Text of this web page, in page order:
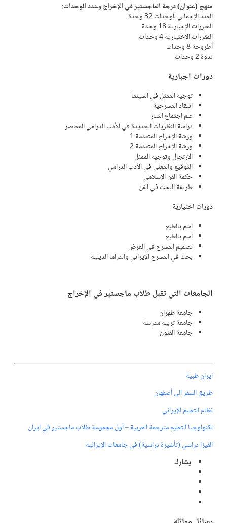
منهج (عنوان) درجة الماجستير في الإخراج وعدد الوحدات:
العدد الإجمالي للوحدات 32 وحدة
المقررات الإجبارية 18 وحدة
المقررات الاختيارية 4 وحدات
أطروحة 8 وحدات
ندوة 2 وحدات
دورات اجبارية
توجيه الممثل في السينما
انتقاد المسرحية
علم اجتماع التتار
دراسة النظريات الجديدة في الأدب الدرامي المعاصر
ورشة الإخراج المتقدمة 1
ورشة الإخراج المتقدمة 2
الارتجال وتوجيه الممثل
التوقيع والمعنى في الأدب الدرامي
حكمة الفن الإسلامي
طريقة البحث في الفن
دورات اختيارية
اسم بالطبع
اسم بالطبع
تصميم المسرح في العرض
بحث في المسرح الإيراني والدراما الدينية
الجامعات التي تقبل طلاب ماجستير في الإخراج
جامعة طهران
جامعة تربية مدرسة
جامعة الفنون
ايران طبية
طريق السفر الى أصفهان
نظام التعليم الإيراني​
تكنولوجيا التعليم مترجمة العربية – أول مجموعة طلاب ماجستير في ايران
الفيزا دراسي (تأشيرة دراسية) في جامعات الإيرانية
يشارك